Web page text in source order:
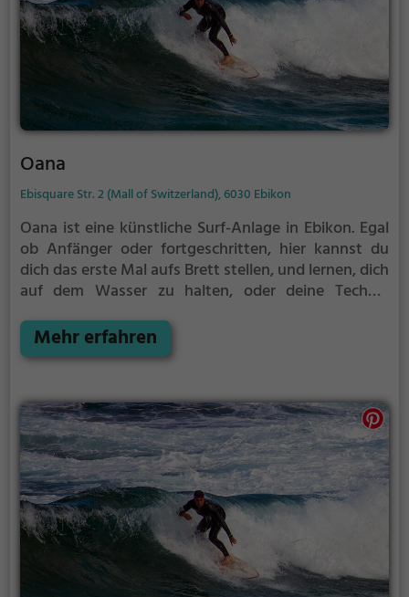
Oana
Ebisquare Str. 2 (Mall of Switzerland), 6030 Ebikon
Oana ist eine künstliche Surf-Anlage in Ebikon. Egal
ob Anfänger oder fortgeschritten, hier kannst du
dich das erste Mal aufs Brett stellen, und lernen, dich
auf dem Wasser zu halten, oder deine Technik
Surfbrett gestanden haben, ist Oana eine gute
Gelegenheit, um ein Gefühl für die beliebte
Mehr erfahren